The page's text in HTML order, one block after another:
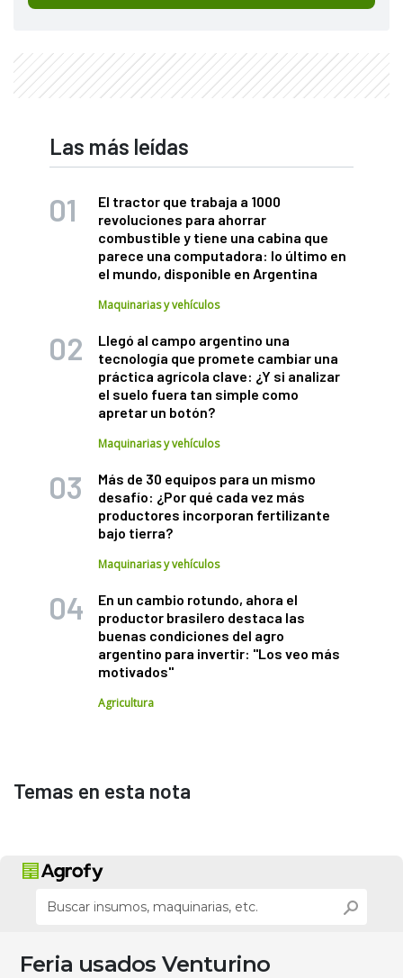
Las más leídas
El tractor que trabaja a 1000
revoluciones para ahorrar
combustible y tiene una cabina que
parece una computadora: lo último en
el mundo, disponible en Argentina
Maquinarias y vehículos
Llegó al campo argentino una
tecnología que promete cambiar una
práctica agrícola clave: ¿Y si analizar
el suelo fuera tan simple como
apretar un botón?
Maquinarias y vehículos
Más de 30 equipos para un mismo
desafío: ¿Por qué cada vez más
productores incorporan fertilizante
bajo tierra?
Maquinarias y vehículos
En un cambio rotundo, ahora el
productor brasilero destaca las
buenas condiciones del agro
argentino para invertir: "Los veo más
motivados"
Agricultura
Temas en esta nota
Feria usados Venturino